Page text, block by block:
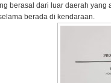
berasal dari luar daerah
berada di kendaraan.